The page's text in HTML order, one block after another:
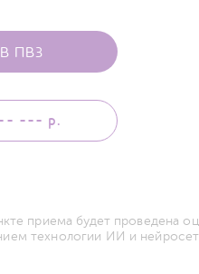
ПВЗ
-- --- р.
приема будет проведена
технологии ИИ и